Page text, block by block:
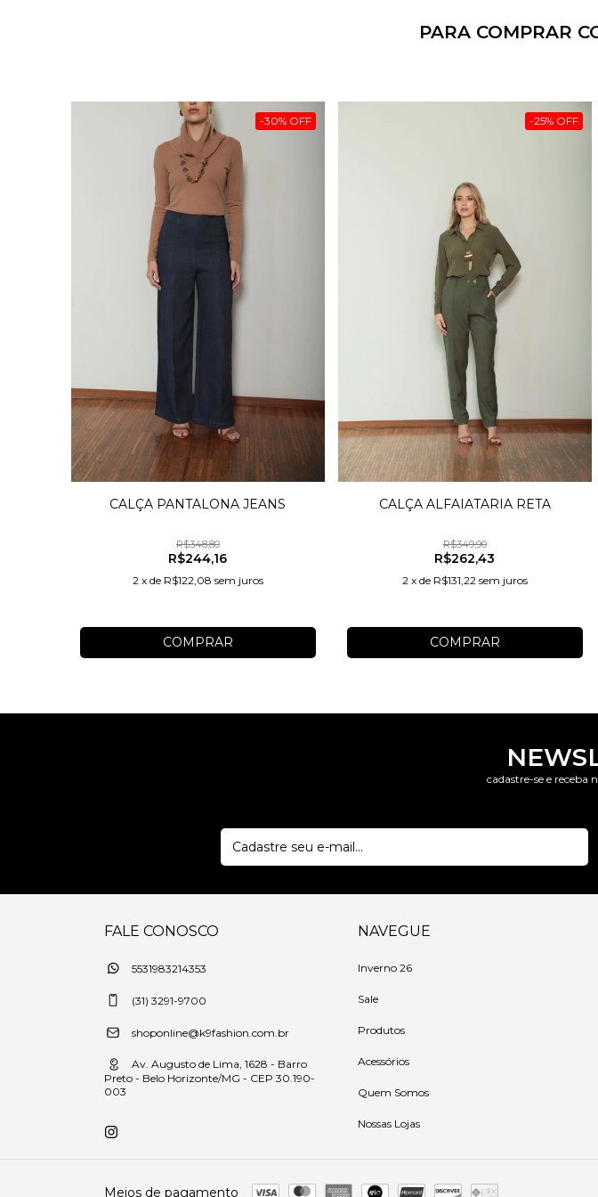
PARA COMPRAR
-30% OFF
CALÇA PANTALONA JEANS
R$348,80
R$244,16
2 x de R$122,08 sem juros
COMPRAR
-25% OFF
CALÇA ALFAIATARIA RETA
R$349,90
R$262,43
2 x de R$131,22 sem juros
COMPRAR
cadastre-se e receba
FALE CONOSCO
5531983214353
(31) 3291-9700
shoponline@k9fashion.com.br
Av. Augusto de Lima, 1628 - Barro
Preto - Belo Horizonte/MG - CEP 30.190-
003
NAVEGUE
Inverno 26
Sale
Produtos
Acessórios
Quem Somos
Nossas Lojas
Meios de pagamento